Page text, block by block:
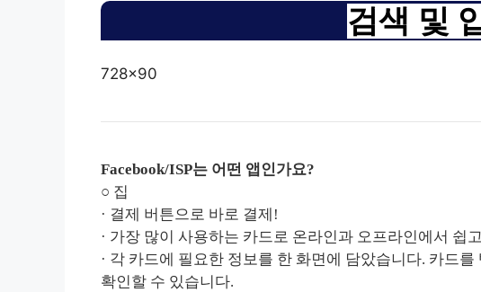
검색 및
728×90
Facebook/ISP는 어떤 앱인가요?
○ 집
· 결제 버튼으로 바로 결제!
· 가장 많이 사용하는 카드로 온라인과 오프라인에서 쉽
· 각 카드에 필요한 정보를 한 화면에 담았습니다. 카드
확인할 수 있습니다.